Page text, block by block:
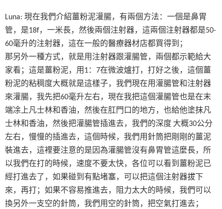
Luna: 現在我們介紹薑粉泥灌腸，有兩個方法：一個是鼻胃
管，是18f，一米長，然後兩個注射器，這兩個注射器都是50-
60毫升的注射器，這在一般的醫療器材店都買得到；
那另外一種方式，就是用注射器跟灌腸管，兩個都示範給大
家看；這是薑粉泥，用1： 7在微波爐打，打好之後，這個薑
粉泥的粘稠度大概就是這樣子，我們現在用灌腸管和注射器
來灌腸，我先把60毫升左右，現在我把這個灌腸管也是在末
端凃上凡士林和香油，然後在肛門口的地方，也給他塗抹凡
士林和香油，然後把灌腸管插進去，我們的深度大概30公分
左右，慢慢的插進去，這個時候，我們用針筒把剛剛的薑泥
裝進去，這裡要注意的是因為灌腸管沒有鼻胃管這麼長，所
以我們在打的時候，速度不要太快，各位可以看到薑粉泥已
經打進去了，如果碰到有點堵塞，可以把這個注射器拔下
來，再打；如果不容易推進去，阻力太大的時候，我們可以
換另外一支空的針筒，我們用空的針筒，把空氣打進去；